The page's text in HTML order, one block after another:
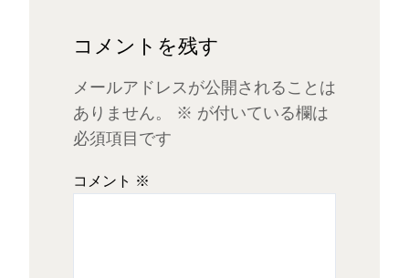
コメントを残す
メールアドレスが公開されることは
ありません。
※ が付いている欄は
必須項目です
コメント ※